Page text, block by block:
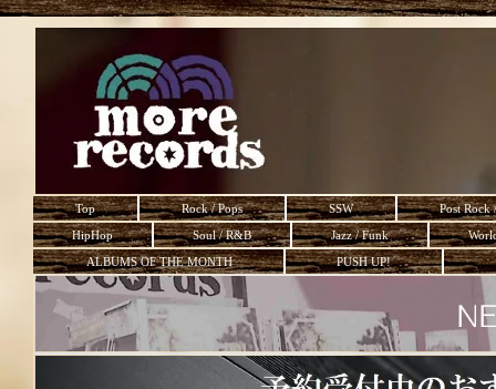
Top Rock / Pops SSW
Post Rock
HipHop
Soul / R&B Jazz / Funk
ALBUMS OF THE MONTH
PUSH UP!